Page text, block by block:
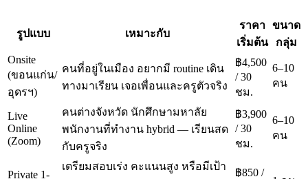
รูปแบบ เหมาะกับ
ราคา
เริ่มต้น
ขนาด
กลุ่ม
Onsite
(ขอนแก่น/
อุดรฯ)
คนที่อยู่ในเมือง อยากมี routine เดิน
ทางมาเรียน เจอเพื่อนและครูตัวจริง
฿4,500
/ 30
ชม.
6–10
คน
Live
Online
(Zoom)
คนต่างจังหวัด นักศึกษามหาลัย
พนักงานที่ทำงาน hybrid — เรียนสด
กับครูจริง
฿3,900
/ 30
ชม.
6–10
คน
Private 1-
เตรียมสอบเร่ง คะแนนสูง หรือมีเป้า
฿850 /